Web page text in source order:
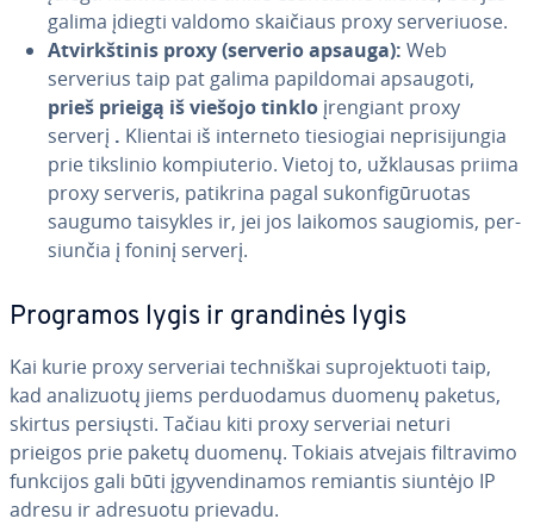
galima įdiegti valdomo skaičiaus proxy ser­ve­riuo­se.
At­virkš­ti­nis proxy (serverio apsauga): Web
serverius taip pat galima pa­pil­do­mai apsaugoti,
prieš prieigą iš viešojo tinklo įrengiant proxy
serverį . Klientai iš interneto tie­sio­giai ne­pri­si­jun­gia
prie tikslinio kom­piu­te­rio. Vietoj to, užklausas priima
proxy serveris, patikrina pagal su­kon­fi­gū­ruo­tas
saugumo taisykles ir, jei jos laikomos saugiomis, per­
siun­čia į foninį serverį.
Programos lygis ir grandinės lygis
Kai kurie proxy serveriai tech­niš­kai su­p­ro­jek­tuo­ti taip,
kad ana­li­zuo­tų jiems per­duo­da­mus duomenų paketus,
skirtus persiųsti. Tačiau kiti proxy serveriai neturi
prieigos prie paketų duomenų. Tokiais atvejais fil­t­ra­vi­mo
funkcijos gali būti įgy­ven­di­na­mos remiantis siuntėjo IP
adresu ir adresuotu prievadu.